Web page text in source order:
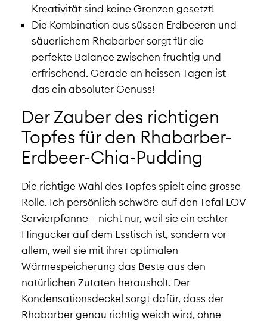
Kreativität sind keine Grenzen gesetzt!
Die Kombination aus süssen Erdbeeren und
säuerlichem Rhabarber sorgt für die
perfekte Balance zwischen fruchtig und
erfrischend. Gerade an heissen Tagen ist
das ein absoluter Genuss!
Der Zauber des richtigen
Topfes für den Rhabarber-
Erdbeer-Chia-Pudding
Die richtige Wahl des Topfes spielt eine grosse
Rolle. Ich persönlich schwöre auf den Tefal LOV
Servierpfanne – nicht nur, weil sie ein echter
Hingucker auf dem Esstisch ist, sondern vor
allem, weil sie mit ihrer optimalen
Wärmespeicherung das Beste aus den
natürlichen Zutaten herausholt. Der
Kondensationsdeckel sorgt dafür, dass der
Rhabarber genau richtig weich wird, ohne